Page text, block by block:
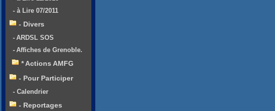
- à Lire 07/2011
- Divers
- ARDSL SOS
- Affiches de Grenoble.
* Actions AMFG
- Pour Participer
- Calendrier
- Reportages